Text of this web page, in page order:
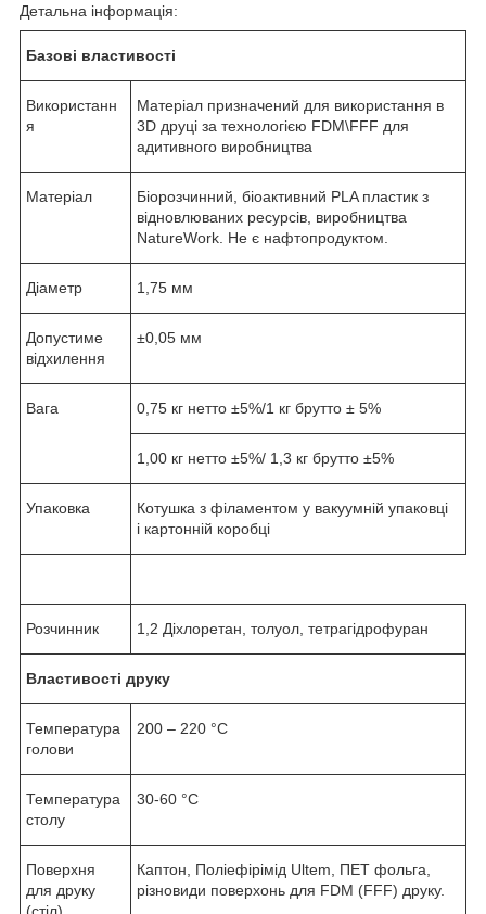
Детальна інформація:
Базові властивості
Використанн
я
Матеріал призначений для використання в
3D друці за технологією FDM\FFF для
адитивного виробництва
Матеріал
Біорозчинний, біоактивний PLA пластик з
відновлюваних ресурсів, виробництва
NatureWork. Не є нафтопродуктом.
Діаметр 1,75 мм
Допустиме
відхилення
±0,05 мм
Вага 0,75 кг нетто ±5%/1 кг брутто ± 5%
1,00 кг нетто ±5%/ 1,3 кг брутто ±5%
Упаковка
Котушка з філаментом у вакуумній упаковці
і картонній коробці
Розчинник 1,2 Діхлоретан, толуол, тетрагідрофуран
Властивості друку
Температура
голови
200 – 220 °С
Температура
столу
30-60 °С
Поверхня
для друку
(стіл)
Каптон, Поліефірімід Ultem, ПЕТ фольга,
різновиди поверхонь для FDM (FFF) друку.